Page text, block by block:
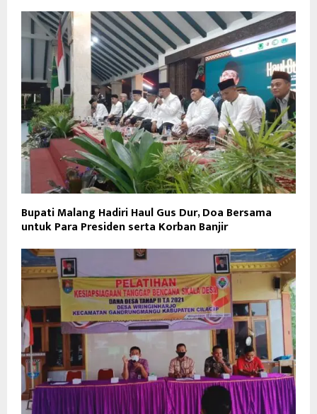
Bupati Malang Hadiri Haul Gus Dur, Doa Bersama
untuk Para Presiden serta Korban Banjir